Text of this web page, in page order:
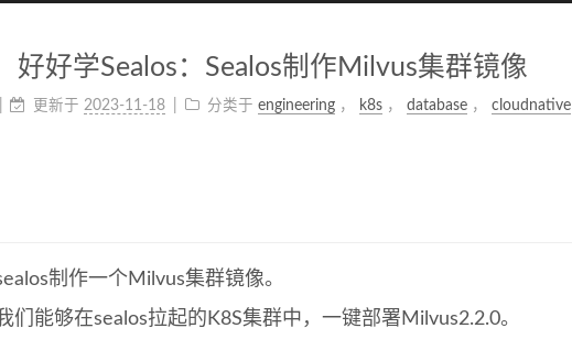
好好学Sealos：Sealos制作Milvus集群镜像
更新于 2023-11-18 分类于 engineering， k8s， database， cloudnative
制作一个Milvus集群镜像。
们能够在sealos拉起的K8S集群中，一键部署Milvus2.2.0。